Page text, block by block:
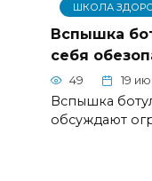
ШКОЛА
Вспышка
себя
49 19
Вспышка
обсуждают